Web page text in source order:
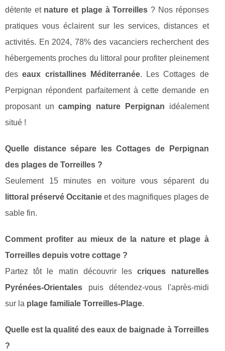
détente et nature et plage à Torreilles ? Nos réponses
pratiques vous éclairent sur les services, distances et
activités. En 2024, 78% des vacanciers recherchent des
hébergements proches du littoral pour profiter pleinement
deseaux cristallines Méditerranée. Les Cottages de
Perpignan répondent parfaitement à cette demande en
proposant uncamping nature Perpignan idéalement
situé !
Quelle distance sépare les Cottages de Perpignan
des plages de Torreilles ?
Seulement 15 minutes en voiture vous séparent du
littoral préservé Occitanie et des magnifiques plages de
sable fin.
Comment profiter au mieux de la nature et plage à
Torreilles depuis votre cottage ?
Partez tôt le matin découvrir lescriques naturelles
Pyrénées-Orientales puis détendez-vous l'après-midi
sur la plage familiale Torreilles-Plage.
Quelle est la qualité des eaux de baignade à Torreilles
?